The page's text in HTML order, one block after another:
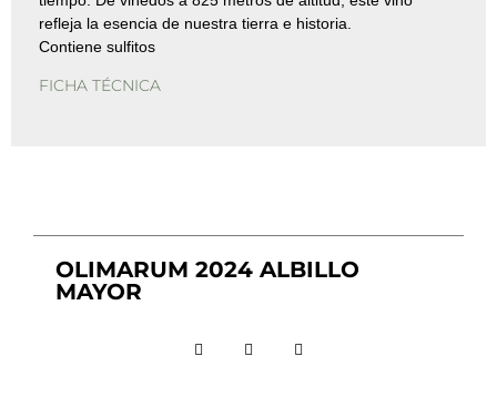
refleja la esencia de nuestra tierra e historia.
Contiene sulfitos
FICHA TÉCNICA
OLIMARUM 2024 ALBILLO
MAYOR